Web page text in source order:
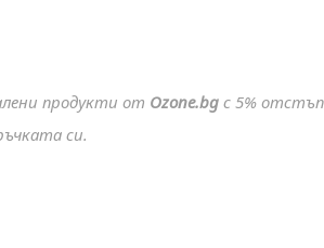
продукти от Ozone.bg с 5%
си.